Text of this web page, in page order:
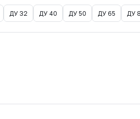
ДУ 32 ДУ 40 ДУ 50 ДУ 65 ДУ